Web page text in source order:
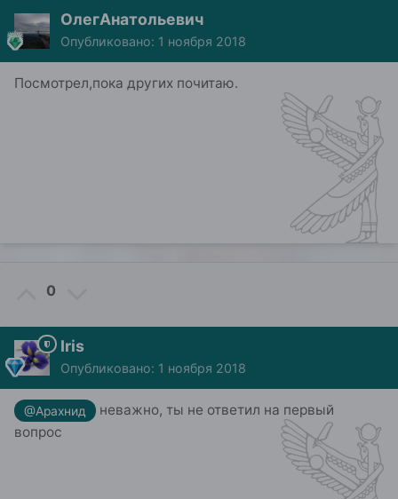
ОлегАнатольевич
Опубликовано: 1 ноября 2018
Посмотрел,пока других почитаю.
0
Iris
Опубликовано: 1 ноября 2018
@Арахнид
неважно, ты не ответил на первый
вопрос